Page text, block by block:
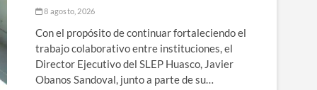
8 agosto, 2026
Con el propósito de continuar fortaleciendo el
trabajo colaborativo entre instituciones, el
Director Ejecutivo del SLEP Huasco, Javier
Obanos Sandoval, junto a parte de su…